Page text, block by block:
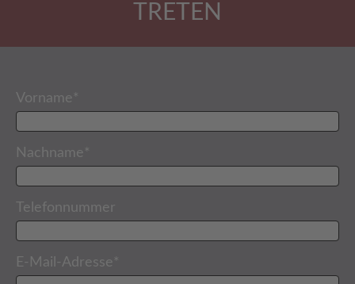
TRETEN
Vorname *
Nachname *
Telefonnummer
E-Mail-Adresse *